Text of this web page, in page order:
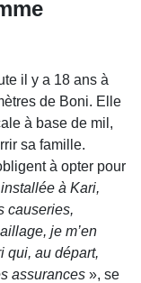
il y a 18 ans à
de Boni. Elle
à base de mil,
sa famille.
à opter pour
à Kari,
causeries,
je m’en
qui, au départ,
assurances », se